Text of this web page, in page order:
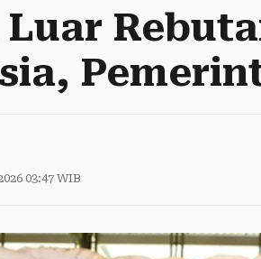
Luar
03:47 WIB